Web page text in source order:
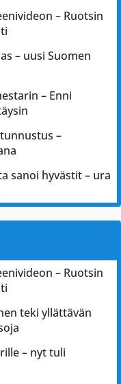
– Ruotsin
– uusi Suomen
– Enni
–
sanoi hyvästit – ura
– Ruotsin
teki yllättävän
– nyt tuli